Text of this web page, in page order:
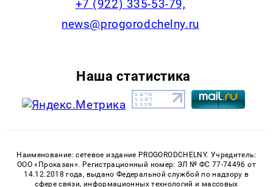
+7 (922) 335-53-79,
news@progorodchelny.ru
Наша статистика
Наименование: сетевое издание PROGORODCHELNY. Учредитель:
ООО «Проказан». Регистрационный номер: ЭЛ № ФС 77-74496 от
14.12.2018 года, выдано Федеральной службой по надзору в
сфере связи, информационных технологий и массовых